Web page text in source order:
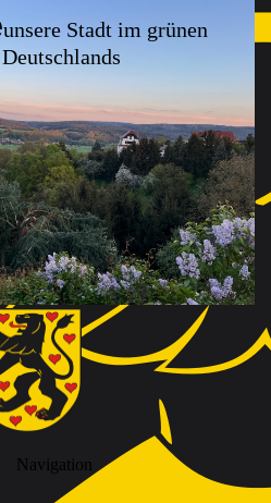
unsere Stadt im grünen
Navigation